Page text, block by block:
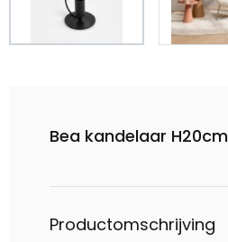
Bea kandelaar H20cm
Productomschrijving